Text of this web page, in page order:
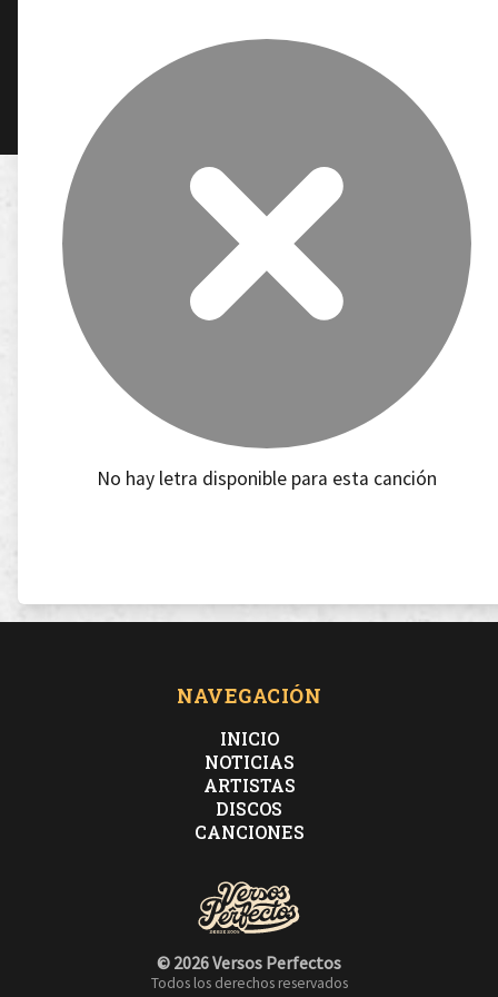
No hay letra disponible para esta canción
NAVEGACIÓN
INICIO
NOTICIAS
ARTISTAS
DISCOS
CANCIONES
© 2026 Versos Perfectos
Todos los derechos reservados